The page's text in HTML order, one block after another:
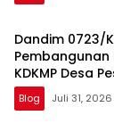
Dandim 0723/
Pembangunan
KDKMP Desa
Blog Juli 31, 2026